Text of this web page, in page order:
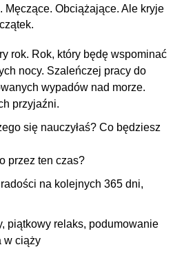
Męczące. Obciążające. Ale kryje
rok. Rok, który będę wspominać
nocy. Szaleńczej pracy do
wypadów nad morze.
przyjaźni.
się nauczyłaś? Co będziesz
przez ten czas?
na kolejnych 365 dni,
, piątkowy relaks, podumowanie
w ciąży